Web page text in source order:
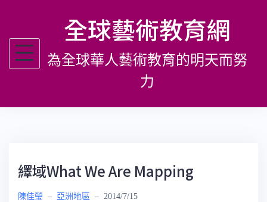
主
全球藝術教育網
為全球華人藝術教育的明天而努
力
繹域What We Are Mapping
陳佳瑩 – 亞洲地區 – 2014/7/15